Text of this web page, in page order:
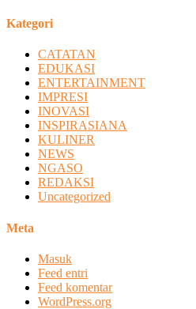
Kategori
CATATAN
EDUKASI
ENTERTAINMENT
IMPRESI
INOVASI
INSPIRASIANA
KULINER
NEWS
NGASO
REDAKSI
Uncategorized
Meta
Masuk
Feed entri
Feed komentar
WordPress.org